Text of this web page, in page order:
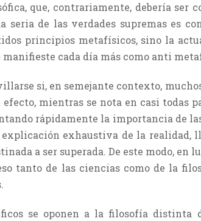
que, contra­riamente, debería ser
seria de las verdades supremas es
principios metafísicos, sino la
cada día más como anti
si, en semejante contexto,
efecto, mientras se nota en casi todas
rápidamente la importancia de
exhaustiva de la
a ser superada. De este modo,
tanto de las ciencias como de la
se oponen a la filosofía distinta